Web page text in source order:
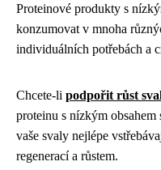
Proteinové produkty s
konzumovat v mnoha
individuálních potřebách a
Chcete-li podpořit růst
proteinu s nízkým
vaše svaly nejlépe
regenerací a růstem.